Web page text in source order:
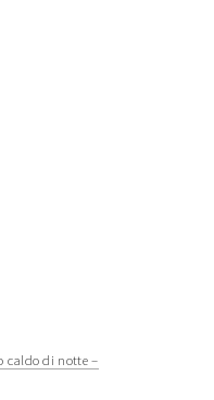
caldo di notte​ –